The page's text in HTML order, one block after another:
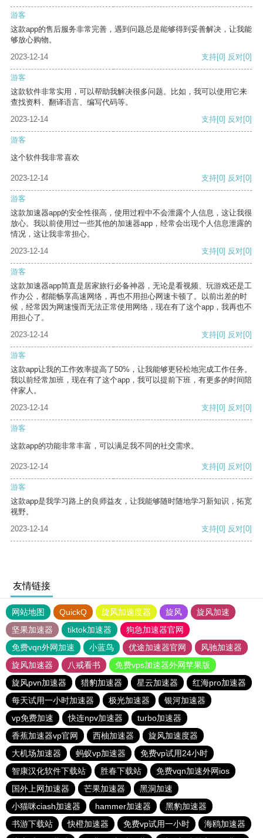
游客
这款app的售后服务非常完善，遇到问题总是能够得到妥善解决，让我能
够放心购物。
2023-12-14
支持[0] 反对[0]
游客
这款软件非常实用，可以帮助我解决很多问题。比如，我可以使用它来
查找资料、翻译语言、编写代码等。
2023-12-14
支持[0] 反对[0]
游客
这个软件我非常喜欢
2023-12-14 支持[0] 反对[0]
游客
这款加速器app的安全性很高，使用过程中不会泄露个人信息，这让我很
放心。我以前使用过一些其他的加速器app，经常会出现个人信息泄露的
情况，这让我非常担心。
2023-12-14
支持[0] 反对[0]
游客
这款加速器app简直是居家旅行必备神器，无论是看视频、玩游戏还是工
作办公，都能畅享高速网络，再也不用担心网速卡顿了。以前出差的时
候，经常因为网速慢而无法正常使用网络，现在有了这个app，我再也不
用担心了。
2023-12-14
支持[0] 反对[0]
游客
这款app让我的工作效率提高了50%，让我能够更轻松地完成工作任务。
我以前经常加班，现在有了这个app，我可以提前下班，有更多的时间陪
伴家人。
2023-12-14
支持[0] 反对[0]
游客
这款app的功能非常丰富，可以满足我不同的社交需求。
2023-12-14 支持[0] 反对[0]
游客
这款app是我学习路上的良师益友，让我能够随时随地学习新知识，拓宽
视野。
2023-12-14
支持[0] 反对[0]
友情链接
网站地图 QuickQ 旋风加速度器 旋风
旋风加速
坚果加速器
tiktok加速器
狗急加速器官网
免费vqn外网加速
小蓝鸟 优途加速器官网
风驰加速器
旋风加速器
八戒看书
免费vps加速器外网苹果版
旋风pvn加速器
猎豹加速器 星云加速器
红海pro加速器
每天试用一小时加速器
极光加速器
银河加速器
vp免费加速
快连npv加速器
turbo加速器
香蕉加速器vp官网
西柚加速器
旋风加速度器
大机场加速器
蚂蚁vp加速器
免费vp试用24小时
智康汉化软件下载站
胜春下载站
免费vqn加速外网ios
国外上网加速器
芒果加速器
黑洞加速
小猫咪ciash加速器
hammer加速器
黑豹加速器
书游下载站
快橙加速器 免费vp试用一小时
海鸥加速器